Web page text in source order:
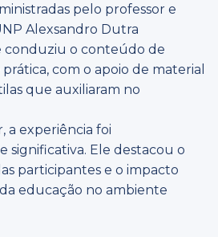
pelo professor e
Alexsandro Dutra
conduziu o conteúdo de
com o apoio de material
que auxiliaram no
a experiência foi
significativa. Ele destacou o
participantes e o impacto
educação no ambiente